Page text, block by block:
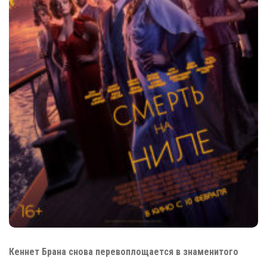
Кеннет Брана снова перевоплощается в знаменитого